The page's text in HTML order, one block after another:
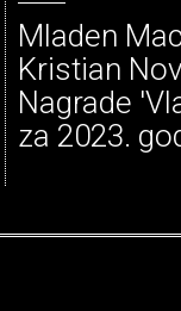
Mladen
Kristian
Nagrade
za 2023.